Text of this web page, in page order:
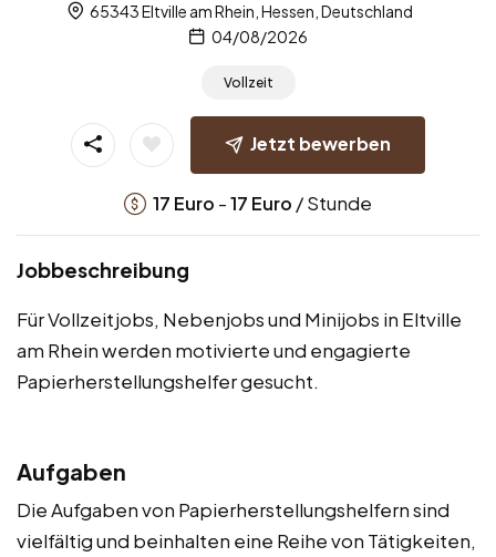
65343 Eltville am Rhein, Hessen, Deutschland
04/08/2026
Vollzeit
Jetzt bewerben
17 Euro -17 Euro / Stunde
Jobbeschreibung
Für Vollzeitjobs, Nebenjobs und Minijobs in Eltville
am Rhein werden motivierte und engagierte
Papierherstellungshelfer gesucht.
Aufgaben
Die Aufgaben von Papierherstellungshelfern sind
vielfältig und beinhalten eine Reihe von Tätigkeiten,